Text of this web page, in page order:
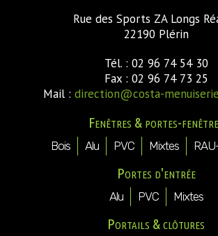
Rue des Sports ZA Longs
22190 Plérin
Tél. : 02 96 74 54 30
Fax : 02 96 74 73 25
Mail : direction@costa-
Fenêtres & portes-
Bois Alu PVC Mixtes
Portes d'entrée
Alu PVC Mixtes
Portails & clôtures